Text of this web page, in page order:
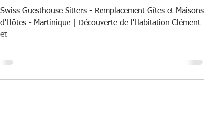
Swiss Guesthouse Sitters - Remplacement Gîtes et Maisons
d'Hôtes - Martinique | Découverte de l'Habitation Clément
et